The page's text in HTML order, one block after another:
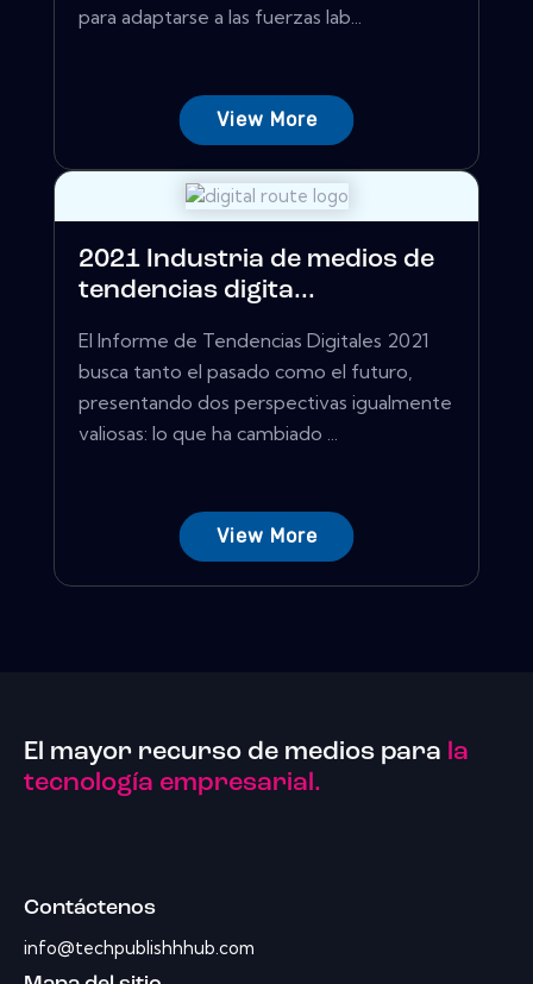
para adaptarse a las fuerzas lab...
View More
2021 Industria de medios de
tendencias digita...
El Informe de Tendencias Digitales 2021
busca tanto el pasado como el futuro,
presentando dos perspectivas igualmente
valiosas: lo que ha cambiado ...
View More
El mayor recurso de medios para la
tecnología empresarial.
Contáctenos
info@techpublishhhub.com